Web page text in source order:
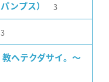
ンプス） 3
3
教ヘテクダサイ。〜